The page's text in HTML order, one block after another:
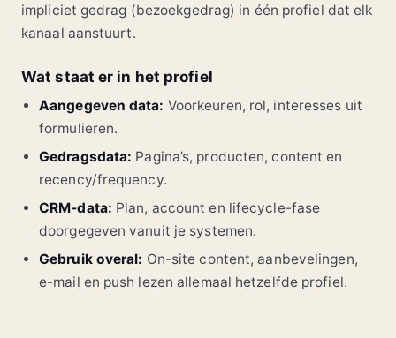
impliciet gedrag (bezoekgedrag) in één profiel dat elk
kanaal aanstuurt.
Wat staat er in het profiel
Aangegeven data: Voorkeuren, rol, interesses uit
formulieren.
Gedragsdata: Pagina’s, producten, content en
recency/frequency.
CRM-data: Plan, account en lifecycle-fase
doorgegeven vanuit je systemen.
Gebruik overal: On-site content, aanbevelingen,
e-mail en push lezen allemaal hetzelfde profiel.